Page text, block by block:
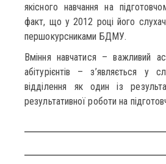
якісного навчання на
факт, що у 2012 році його
першокурсниками БДМУ.
Вміння навчатися – важливий
абітурієнтів – з’являється у
відділення як один із
результативної роботи на